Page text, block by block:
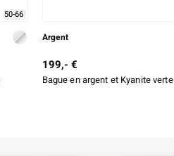
50-66
Argent
199,- €
Bague en argent et Kyanite verte